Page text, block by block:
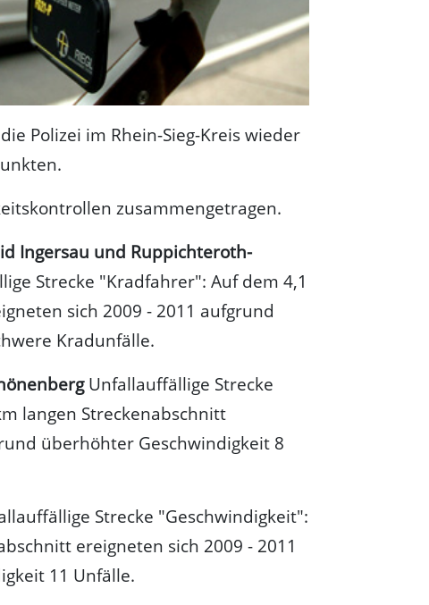
Polizei im Rhein-Sieg-Kreis wieder
zusammengetragen.
Ingersau und Ruppichteroth-
Strecke "Kradfahrer": Auf dem 4,1
sich 2009 - 2011 aufgrund
Kradunfälle.
Unfallauffällige Strecke
langen Streckenabschnitt
überhöhter Geschwindigkeit 8
Strecke "Geschwindigkeit":
ereigneten sich 2009 - 2011
11 Unfälle.